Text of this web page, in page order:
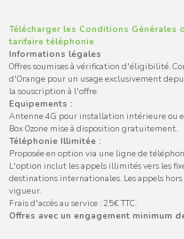
Télécharger les Conditions Générales
tarifaire téléphonie
Informations légales
Offres soumises à vérification d'éligibilité.
d'Orange pour un usage exclusivement
la souscription à l'offre.
Equipements :
Antenne 4G pour installation intérieure ou
Box Ozone mise à disposition gratuitement.
Téléphonie Illimitée :
Proposée en option via une ligne de
L'option inclut les appels illimités vers les
destinations internationales. Les appels
vigueur.
Frais d'accès au service : 25€ TTC.
Offres avec un engagement minimum